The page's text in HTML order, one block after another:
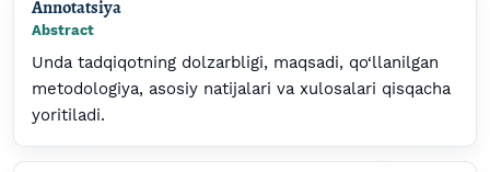
Annotatsiya
Abstract
Unda tadqiqotning dolzarbligi, maqsadi, qo‘llanilgan
metodologiya, asosiy natijalari va xulosalari qisqacha
yoritiladi.